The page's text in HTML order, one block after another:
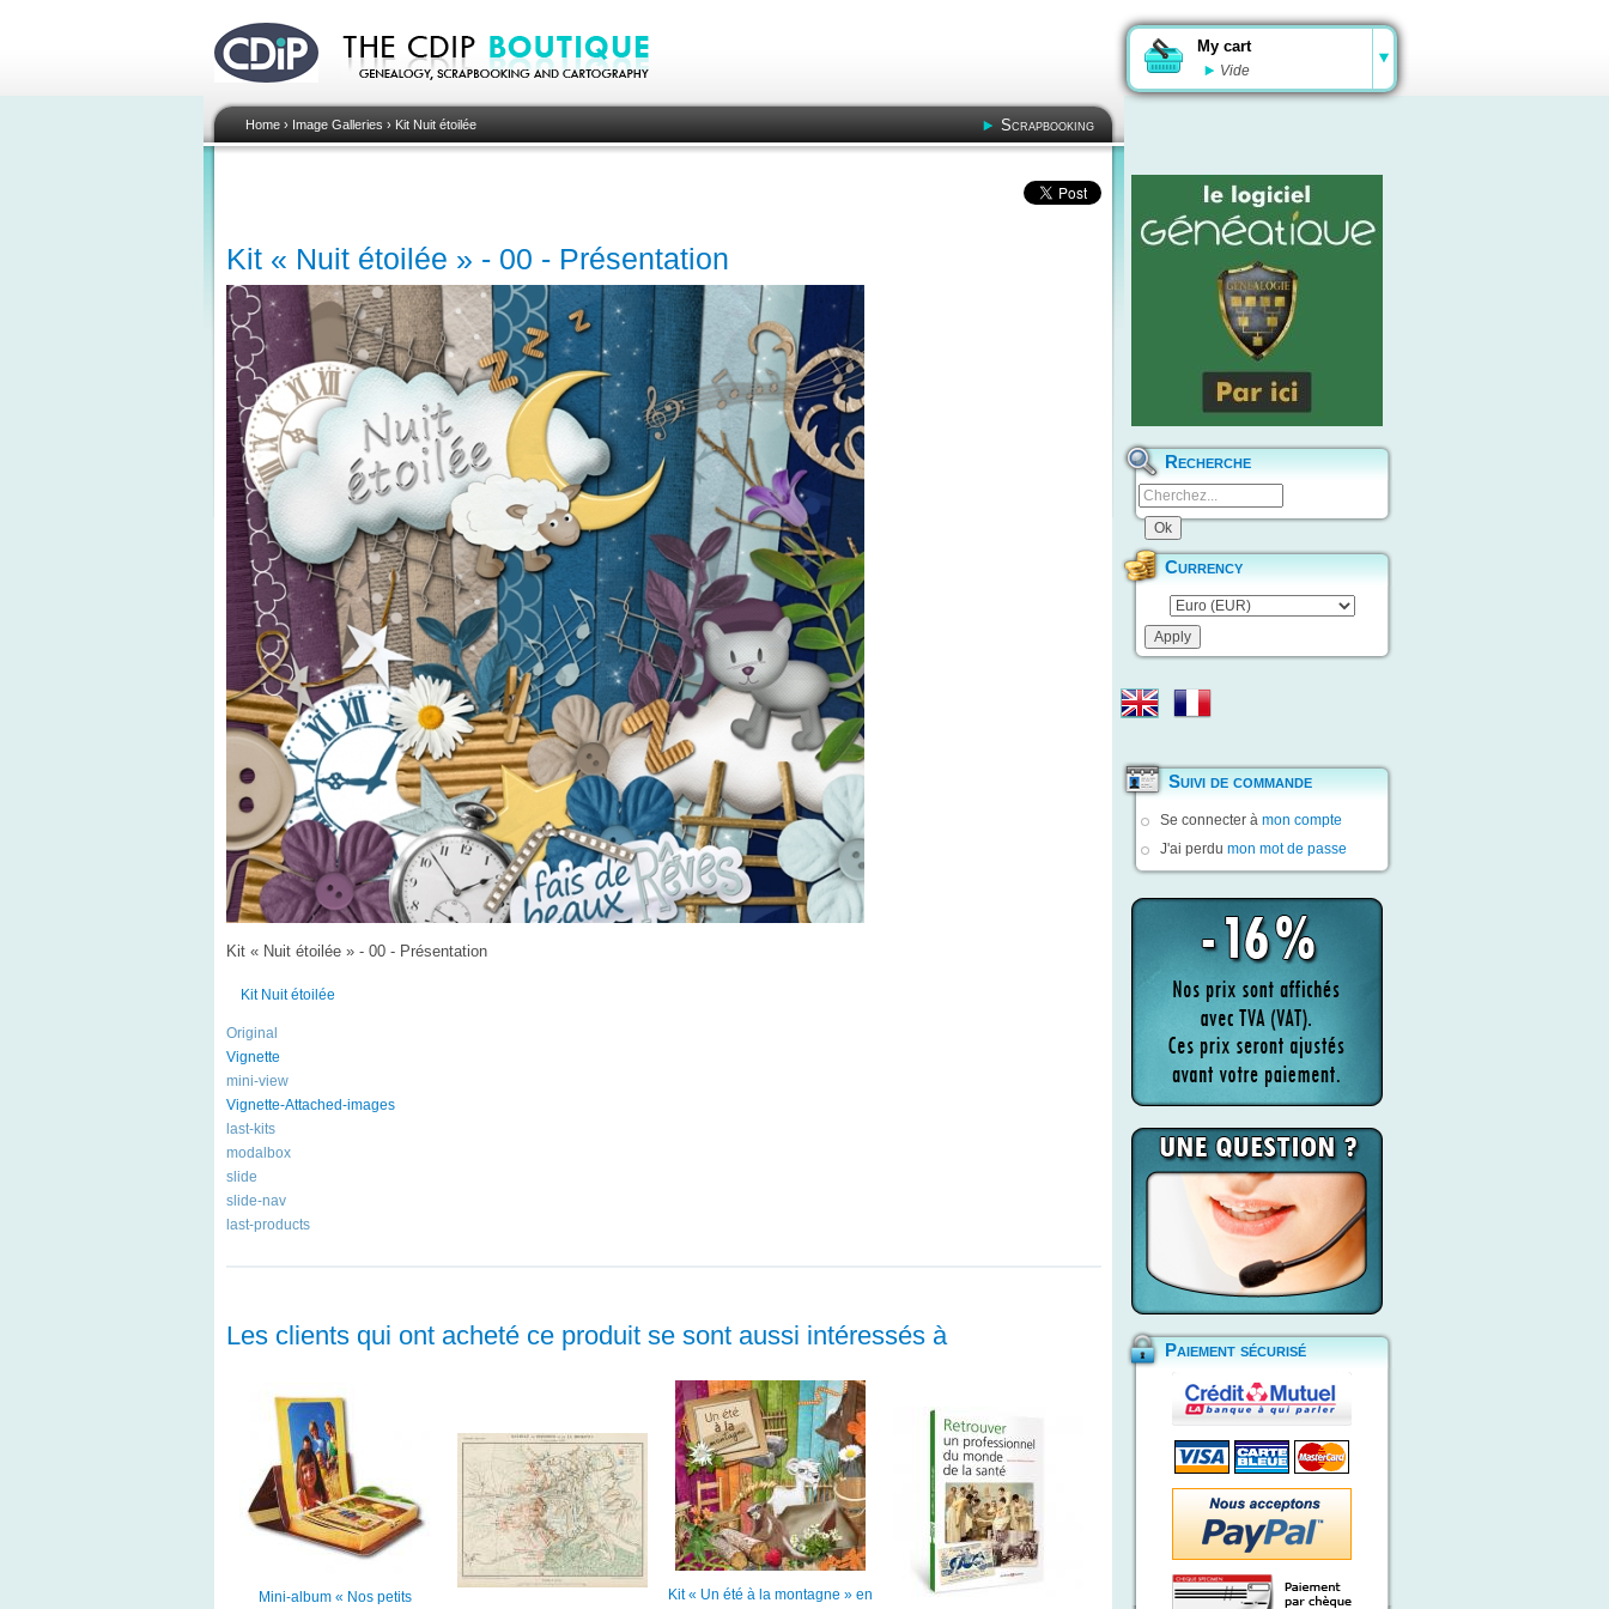
My cart
Vide
Home› Image Galleries › Kit Nuit étoilée Scrapbooking
Kit « Nuit étoilée » - 00 - Présentation
Kit « Nuit étoilée » - 00 - Présentation
Kit Nuit étoilée
Original
Vignette
mini-view
Vignette-Attached-images
last-kits
modalbox
slide
slide-nav
last-products
Les clients qui ont acheté ce produit se sont aussi intéressés à
Mini-album « Nos petits Kit « Un été à la montagne » en
Recherche
Currency
Suivi de commande
Se connecter à mon compte
J'ai perdu mon mot de passe
Paiement sécurisé